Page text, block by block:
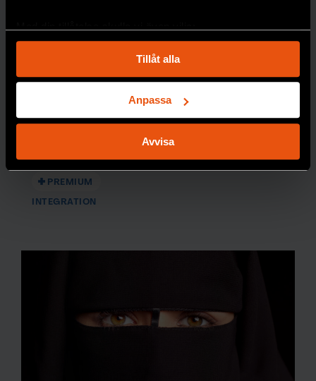
som kan ha en noggrannhet på upp till flera meter
Identifiera din enhet genom att aktivt skanna den
för specifika kännetecken (fingeravtryck)
Ta reda på mer om hur dina personliga uppgifter
helst från cookie-förklaringen.
Vi använder enhetsidentifierare för att anpassa innehållet
vidarebefordrar även sådana identifierare och annan
information som du har tillhandahållit eller som de har
Tillåt alla
Anpassa
Avvisa
inte bara
muslimska”
religionsfriheten
jämställdheten,
Devin Rexvid.
PREMIUM
INTEGRATION